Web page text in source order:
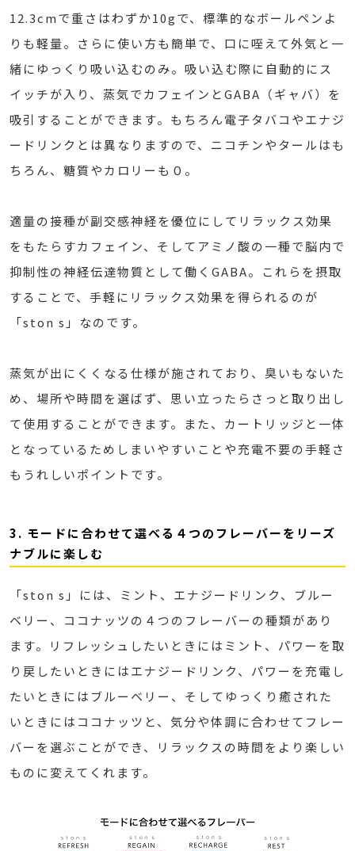
12.3cmで重さはわずか10gで、標準的なボールペンよ
りも軽量。さらに使い方も簡単で、口に咥えて外気と一
緒にゆっくり吸い込むのみ。吸い込む際に自動的にス
イッチが入り、蒸気でカフェインとGABA（ギャバ）を
吸引することができます。もちろん電子タバコやエナジ
ードリンクとは異なりますので、ニコチンやタールはも
ちろん、糖質やカロリーも０。
適量の接種が副交感神経を優位にしてリラックス効果
をもたらすカフェイン、そしてアミノ酸の一種で脳内で
抑制性の神経伝達物質として働くGABA。これらを摂取
することで、手軽にリラックス効果を得られるのが
「ston s」なのです。
蒸気が出にくくなる仕様が施されており、臭いもないた
め、場所や時間を選ばず、思い立ったらさっと取り出し
て使用することができます。また、カートリッジと一体
となっているためしまいやすいことや充電不要の手軽さ
もうれしいポイントです。
3. モードに合わせて選べる４つのフレーバーをリーズ
ナブルに楽しむ
「ston s」には、ミント、エナジードリンク、ブルー
ベリー、ココナッツの４つのフレーバーの種類があり
ます。リフレッシュしたいときにはミント、パワーを取
り戻したいときにはエナジードリンク、パワーを充電し
たいときにはブルーベリー、そしてゆっくり癒された
いときにはココナッツと、気分や体調に合わせてフレー
バーを選ぶことができ、リラックスの時間をより楽しい
ものに変えてくれます。